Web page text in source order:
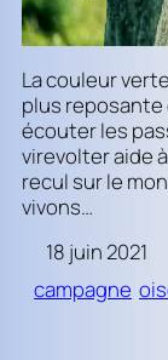
La couleur
plus reposante
écouter les
virevolter aide
recul sur le
vivons…
18 juin 2021
campagne